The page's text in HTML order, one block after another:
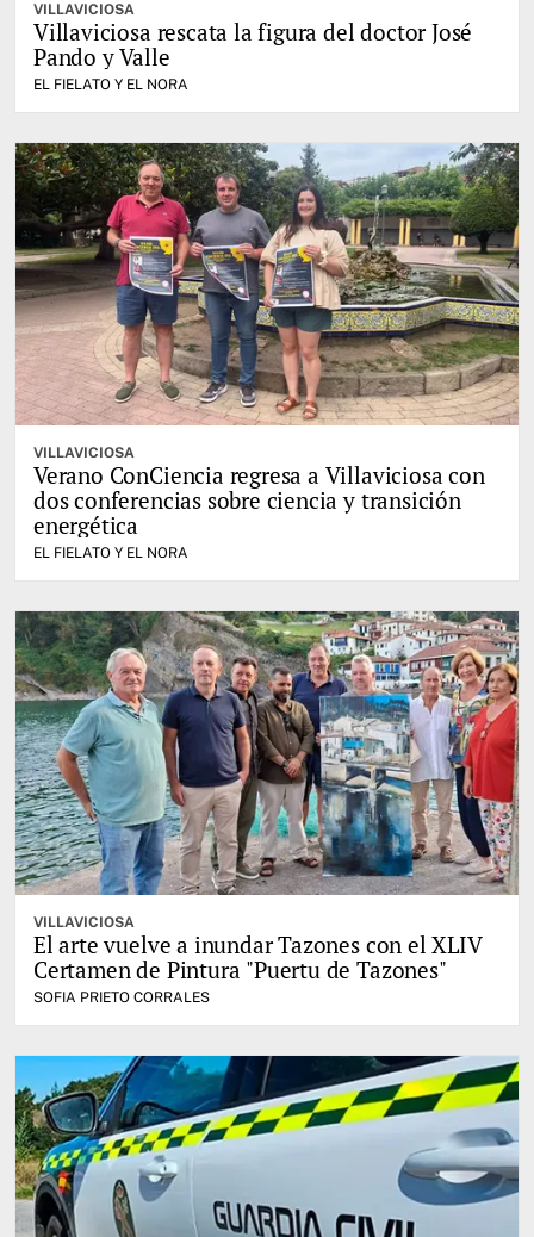
VILLAVICIOSA
Villaviciosa rescata la figura del doctor José
Pando y Valle
EL FIELATO Y EL NORA
VILLAVICIOSA
Verano ConCiencia regresa a Villaviciosa con
dos conferencias sobre ciencia y transición
energética
EL FIELATO Y EL NORA
VILLAVICIOSA
El arte vuelve a inundar Tazones con el XLIV
Certamen de Pintura "Puertu de Tazones"
SOFIA PRIETO CORRALES